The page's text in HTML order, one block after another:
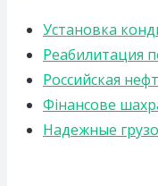
Установка
Реабилитация
Российская
Фінансове
Надежные